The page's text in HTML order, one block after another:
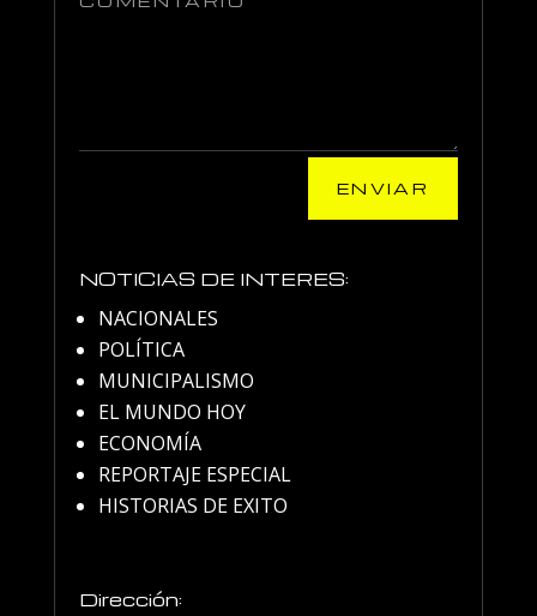
ENVIAR
NOTICIAS DE INTERES:
NACIONALES
POLÍTICA
MUNICIPALISMO
EL MUNDO HOY
ECONOMÍA
REPORTAJE ESPECIAL
HISTORIAS DE EXITO
Dirección: